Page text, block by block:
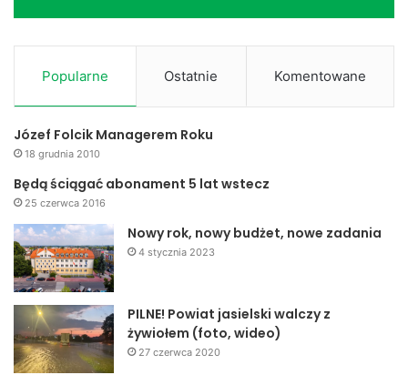
Popularne Ostatnie Komentowane
Józef Folcik Managerem Roku
18 grudnia 2010
Będą ściągać abonament 5 lat wstecz
25 czerwca 2016
Nowy rok, nowy budżet, nowe zadania
4 stycznia 2023
PILNE! Powiat jasielski walczy z
żywiołem (foto, wideo)
27 czerwca 2020